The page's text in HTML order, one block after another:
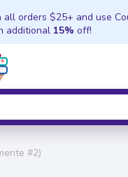
all orders $25+ and use
additional 15% off!
#2)